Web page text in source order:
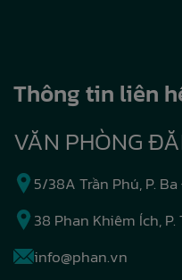
Thông tin liên
VĂN PHÒNG
5/38A Trần Phú, P.
38 Phan Khiêm Ích, P.
info@phan.vn